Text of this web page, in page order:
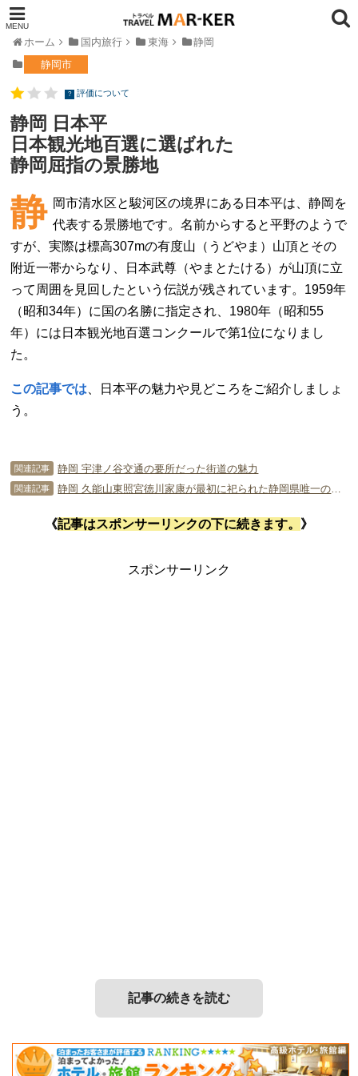
ホーム 国内旅行 東海
静岡
静岡市
? 評価について
静岡 日本平
日本観光地百選に選ばれた
静岡屈指の景勝地
静 岡市清水区と駿河区の境界にある日本平は、静岡を
代表する景勝地です。名前からすると平野のようで
すが、実際は標高307mの有度山（うどやま）山頂とその
附近一帯からなり、日本武尊（やまとたける）が山頂に立
って周囲を見回したという伝説が残されています。1959年
（昭和34年）に国の名勝に指定され、1980年（昭和55
年）には日本観光地百選コンクールで第1位になりまし
た。
この記事では 、日本平の魅力や見どころをご紹介しましょ
う。
関連記事 静岡 宇津ノ谷交通の要所だった街道の魅力
関連記事 静岡 久能山東照宮徳川家康が最初に祀られた静岡県唯一の国宝建造物
《記事はスポンサーリンクの下に続きます。 》
スポンサーリンク
記事の続きを読む
日本平の山頂から